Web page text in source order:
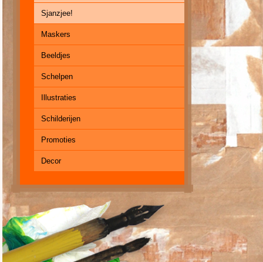
Sjanzjee!
Maskers
Beeldjes
Schelpen
Illustraties
Schilderijen
Promoties
Decor